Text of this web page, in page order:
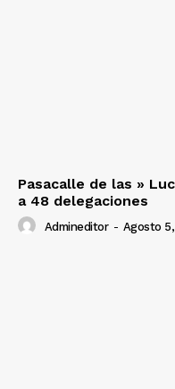
Pasacalle de las »
a 48 delegaciones
Admineditor - Agosto